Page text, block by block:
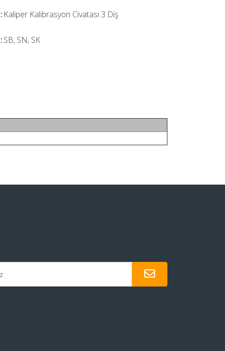
: Kaliper Kalibrasyon Civatası 3 Diş
:SB, SN, SK